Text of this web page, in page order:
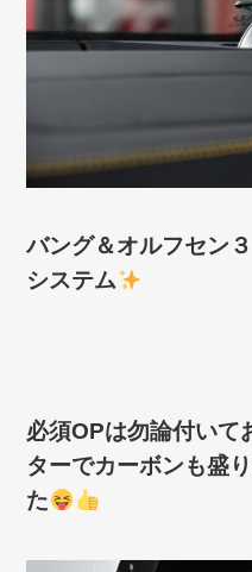
バング＆オルフセン
システム
必須OPは勿論付いて
ターでカーボンも盛
た